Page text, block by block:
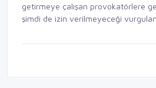
getirmeye çalışan provokatörlere
şimdi de izin verilmeyeceği